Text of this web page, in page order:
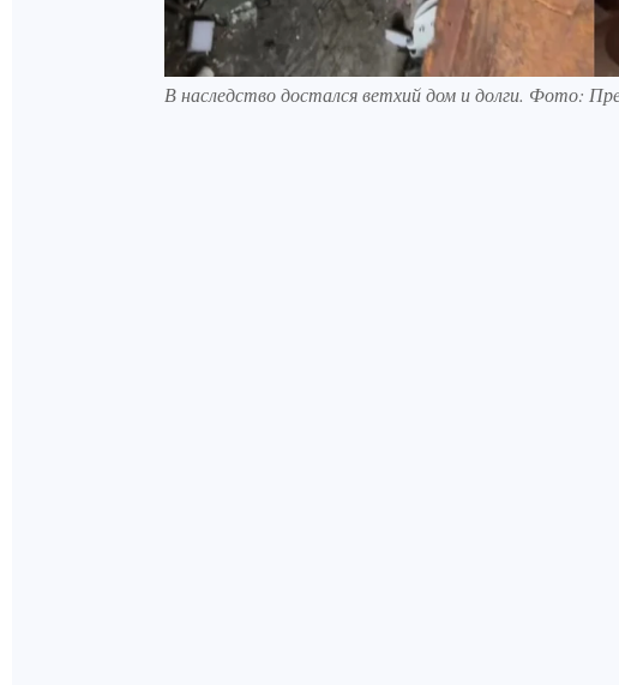
В наследство достался ветхий дом и долги. Фото: